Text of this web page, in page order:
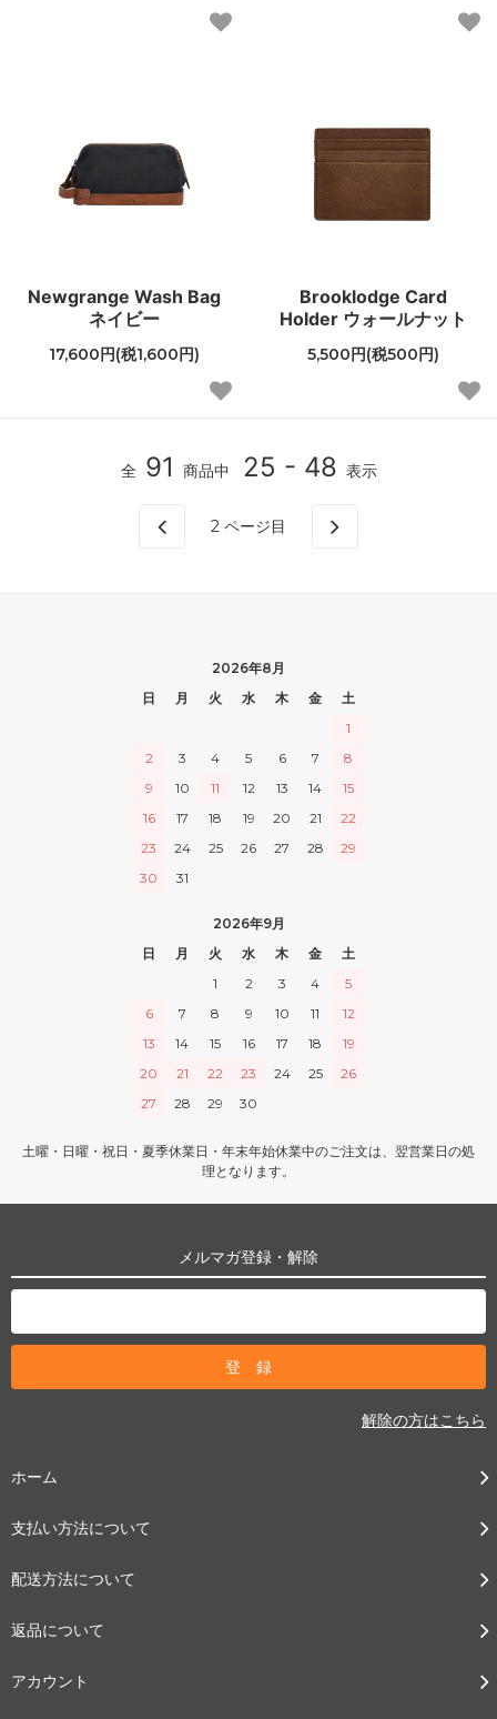
Newgrange Wash Bag
ネイビー
17,600円(税1,600円)
Brooklodge Card
Holder ウォールナット
5,500円(税500円)
全 91 商品中 25 - 48 表示
2 ページ目
2026年8月
日
月 火 水 木 金
土
1
2
3 4 5 6 7
8
9
10 11 12 13 14
15
16
17 18 19 20 21
22
23
24 25 26 27 28
29
30
31
2026年9月
日
月 火 水 木 金
土
1
2 3 4
5
6
7 8 9 10 11
12
13
14 15 16 17 18
19
20
21 22 23 24 25
26
27
28 29 30
土曜・日曜・祝日・夏季休業日・年末年始休業中のご注文は、翌営業日の処
理となります。
メルマガ登録・解除
解除の方はこちら
ホーム
支払い方法について
配送方法について
返品について
アカウント